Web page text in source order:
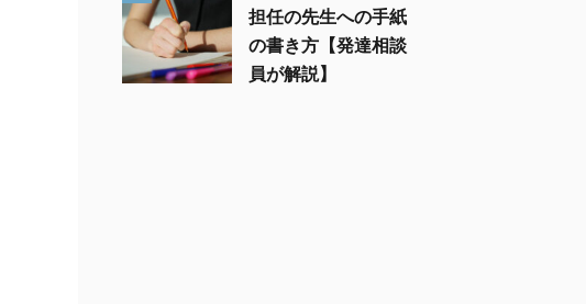
担任の先生への手紙
の書き方【発達相談
員が解説】